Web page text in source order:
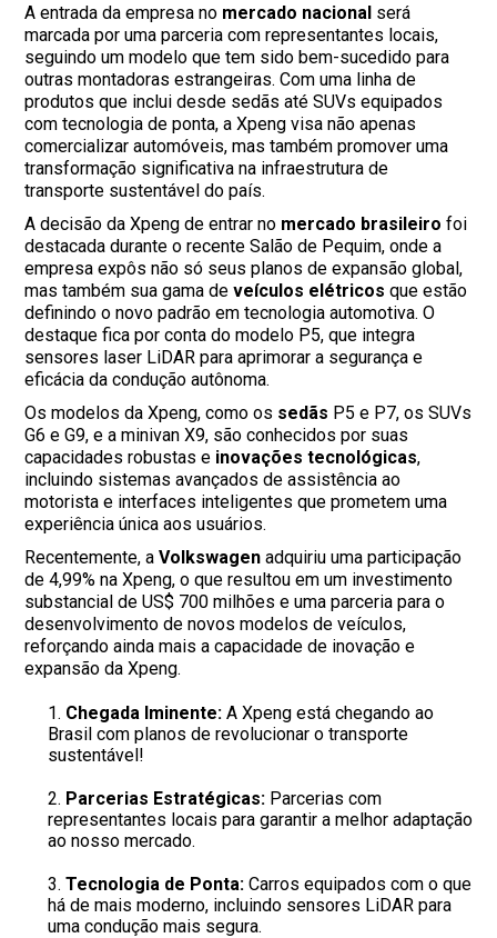
A entrada da empresa no mercado nacional será
marcada por uma parceria com representantes locais,
seguindo um modelo que tem sido bem-sucedido para
outras montadoras estrangeiras. Com uma linha de
produtos que inclui desde sedãs até SUVs equipados
com tecnologia de ponta, a Xpeng visa não apenas
comercializar automóveis, mas também promover uma
transformação significativa na infraestrutura de
transporte sustentável do país.
A decisão da Xpeng de entrar no mercado brasileiro foi
destacada durante o recente Salão de Pequim, onde a
empresa expôs não só seus planos de expansão global,
mas também sua gama deveículos elétricos que estão
definindo o novo padrão em tecnologia automotiva. O
destaque fica por conta do modelo P5, que integra
sensores laser LiDAR para aprimorar a segurança e
eficácia da condução autônoma.
Os modelos da Xpeng, como os sedãs P5 e P7, os SUVs
G6 e G9, e a minivan X9, são conhecidos por suas
capacidades robustas e inovações tecnológicas,
incluindo sistemas avançados de assistência ao
motorista e interfaces inteligentes que prometem uma
experiência única aos usuários.
Recentemente, aVolkswagen adquiriu uma participação
de 4,99% na Xpeng, o que resultou em um investimento
substancial de US$ 700 milhões e uma parceria para o
desenvolvimento de novos modelos de veículos,
reforçando ainda mais a capacidade de inovação e
expansão da Xpeng.
Chegada Iminente:A Xpeng está chegando ao
Brasil com planos de revolucionar o transporte
sustentável!
Parcerias Estratégicas:Parcerias com
representantes locais para garantir a melhor adaptação
ao nosso mercado.
Tecnologia de Ponta:Carros equipados com o que
há de mais moderno, incluindo sensores LiDAR para
uma condução mais segura.